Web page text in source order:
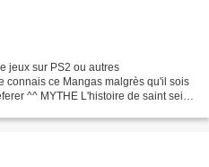
jeux sur PS2 ou autres
connais ce Mangas malgrès qu'il sois
^^ MYTHE L'histoire de saint seiya